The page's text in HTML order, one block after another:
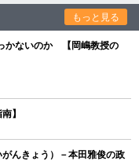
もっと見る
かないのか 【岡嶋教授の
】
んきょう）－本田雅俊の政